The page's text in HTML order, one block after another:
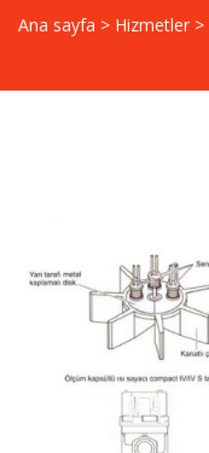
Ana sayfa > Hizmetler >